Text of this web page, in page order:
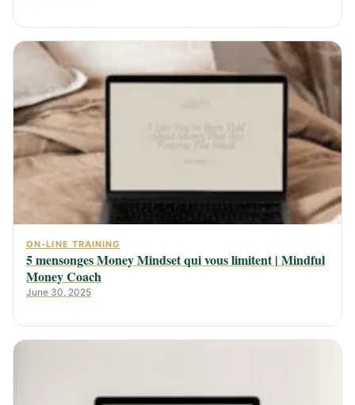
ON-LINE TRAINING
5 mensonges Money Mindset qui vous limitent | Mindful
Money Coach
June 30, 2025